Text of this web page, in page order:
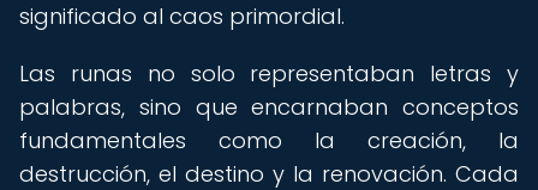
significado al caos primordial.
Las runas no solo representaban letras y
palabras, sino que encarnaban conceptos
fundamentales como la creación, la
destrucción, el destino y la renovación. Cada